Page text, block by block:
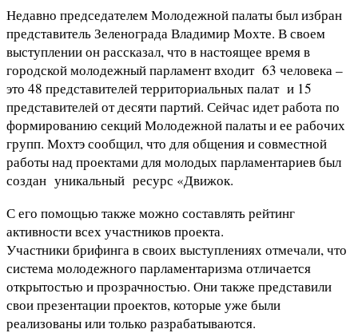
Недавно председателем Молодежной палаты был избран
представитель Зеленограда Владимир Мохте. В своем
выступлении он рассказал, что в настоящее время в
городской молодежный парламент входит 63 человека –
это 48 представителей территориальных палат и 15
представителей от десяти партий. Сейчас идет работа по
формированию секций Молодежной палаты и ее рабочих
групп. Мохтэ сообщил, что для общения и совместной
работы над проектами для молодых парламентариев был
создан уникальный ресурс «Движок.
С его помощью также можно составлять рейтинг
активности всех участников проекта.
Участники брифинга в своих выступлениях отмечали, что
система молодежного парламентаризма отличается
открытостью и прозрачностью. Они также представили
свои презентации проектов, которые уже были
реализованы или только разрабатываются.